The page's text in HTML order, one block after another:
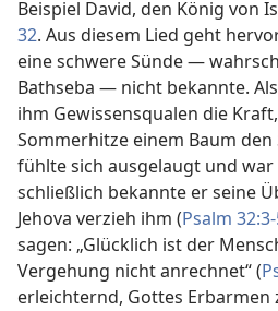
Beispiel David, den König von
32. Aus diesem Lied geht
eine schwere Sünde —
Bathseba — nicht bekannte.
ihm Gewissensqualen die
Sommerhitze einem Baum
fühlte sich ausgelaugt und
schließlich bekannte er seine
Jehova verzieh ihm (Psalm
sagen: „Glücklich ist der
Vergehung nicht anrechnet“ (
erleichternd, Gottes Erbarmen